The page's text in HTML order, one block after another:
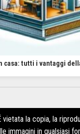
casa: tutti i vantaggi
vietata la copia, la
immagini in qualsiasi